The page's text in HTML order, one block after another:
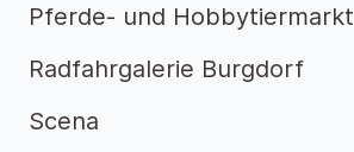
Pferde- und Hobbytiermarkt
Radfahrgalerie Burgdorf
Scena